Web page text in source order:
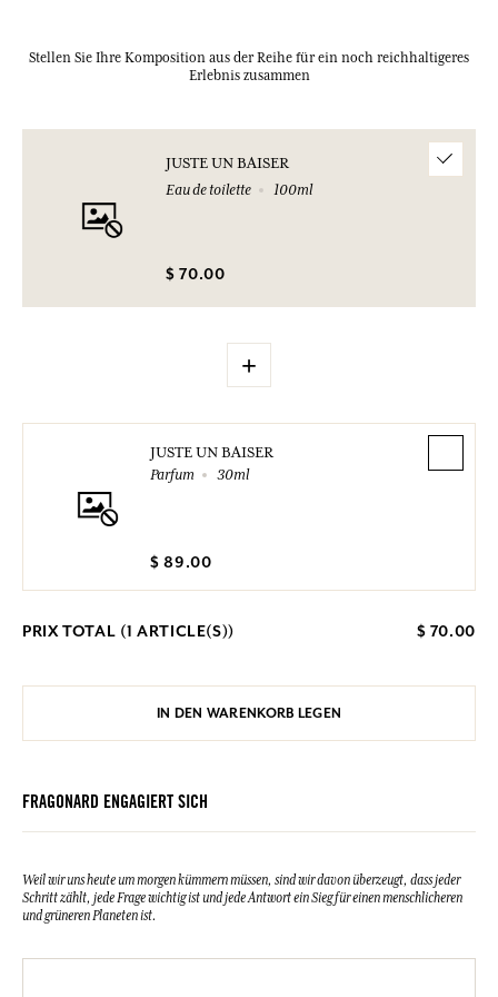
Stellen Sie Ihre Komposition aus der Reihe für ein noch reichhaltigeres
Erlebnis zusammen
JUSTE UN BAISER
Eau de toilette
100ml
$ 70.00
+
JUSTE UN BAISER
Parfum
30ml
$ 89.00
PRIX TOTAL (1 ARTICLE(S)) $ 70.00
IN DEN WARENKORB LEGEN
FRAGONARD ENGAGIERT SICH
Weil wir uns heute um morgen kümmern müssen, sind wir davon überzeugt, dass jeder
Schritt zählt, jede Frage wichtig ist und jede Antwort ein Sieg für einen menschlicheren
und grüneren Planeten ist.